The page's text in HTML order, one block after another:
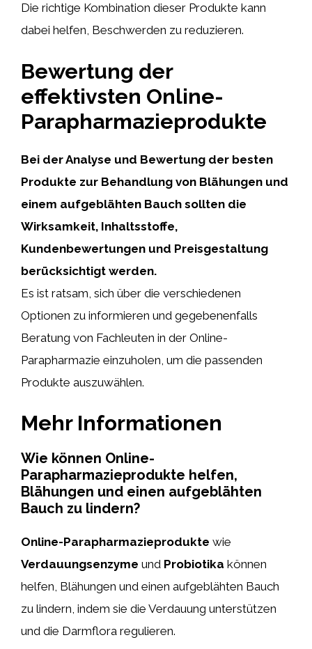
Die richtige Kombination dieser Produkte kann
dabei helfen, Beschwerden zu reduzieren.
Bewertung der
effektivsten Online-
Parapharmazieprodukte
Bei der Analyse und Bewertung der besten
Produkte zur Behandlung von Blähungen und
einem aufgeblähten Bauch sollten die
Wirksamkeit, Inhaltsstoffe,
Kundenbewertungen und Preisgestaltung
berücksichtigt werden.
Es ist ratsam, sich über die verschiedenen
Optionen zu informieren und gegebenenfalls
Beratung von Fachleuten in der Online-
Parapharmazie einzuholen, um die passenden
Produkte auszuwählen.
Mehr Informationen
Wie können Online-
Parapharmazieprodukte helfen,
Blähungen und einen aufgeblähten
Bauch zu lindern?
Online-Parapharmazieprodukte wie
Verdauungsenzyme und Probiotika können
helfen, Blähungen und einen aufgeblähten Bauch
zu lindern, indem sie die Verdauung unterstützen
und die Darmflora regulieren.